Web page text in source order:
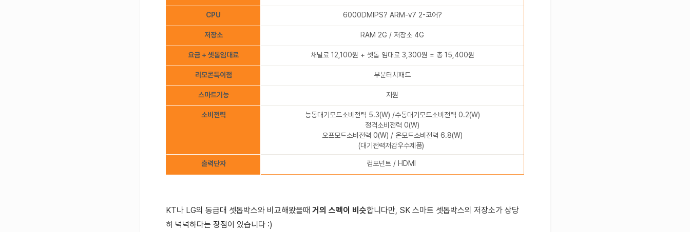
CPU 6000DMIPS? ARM-v7 2-코어?
저장소 RAM 2G / 저장소 4G
요금 + 셋톱임대료 채널료 12,100원 + 셋톱 임대료 3,300원 = 총 15,400원
리모콘특이점 부분터치패드
스마트기능 지원
소비전력 능동대기모드소비전력 5.3(W) /수동대기모드소비전력 0.2(W)
정격소비전력 0(W)
오프모드소비전력 0(W) / 온모드소비전력 6.8(W)
(대기전력저감우수제품)
출력단자 컴포넌트 / HDMI
KT나 LG의 동급대 셋톱박스와 비교해봤을때 거의 스펙이 비슷합니다만, SK 스마트 셋톱박스의 저장소가 상당
히 넉넉하다는 장점이 있습니다 :)